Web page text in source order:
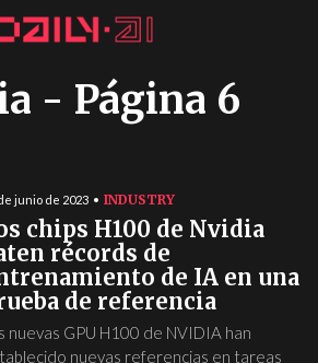
- Página 6
junio de 2023 INDUSTRY
chips H100 de Nvidia
récords de
de IA en una
de referencia
nuevas GPU H100 de NVIDIA han
nuevas referencias en tareas